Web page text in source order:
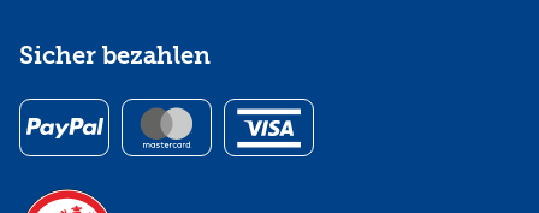
Sicher bezahlen